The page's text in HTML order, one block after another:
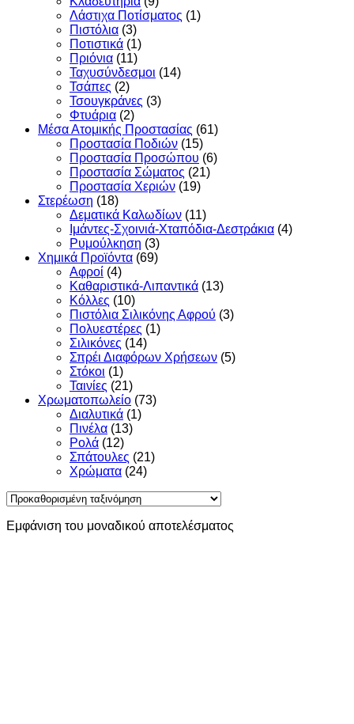
Λάστιχα Ποτίσματος (1)
Πιστόλια (3)
Ποτιστικά (1)
Πριόνια (11)
Ταχυσύνδεσμοι (14)
Τσάπες (2)
Τσουγκράνες (3)
Φτυάρια (2)
Μέσα Ατομικής Προστασίας (61)
Προστασία Ποδιών (15)
Προστασία Προσώπου (6)
Προστασία Σώματος (21)
Προστασία Χεριών (19)
Στερέωση (18)
Δεματικά Καλωδίων (11)
Ιμάντες-Σχοινιά-Χταπόδια-Δεστράκια (4)
Ρυμούλκηση (3)
Χημικά Προϊόντα (69)
Αφροί (4)
Καθαριστικά-Λιπαντικά (13)
Κόλλες (10)
Πιστόλια Σιλικόνης Αφρού (3)
Πολυεστέρες (1)
Σιλικόνες (14)
Σπρέι Διαφόρων Χρήσεων (5)
Στόκοι (1)
Ταινίες (21)
Χρωματοπωλείο (73)
Διαλυτικά (1)
Πινέλα (13)
Ρολά (12)
Σπάτουλες (21)
Χρώματα (24)
Εμφάνιση του μοναδικού αποτελέσματος